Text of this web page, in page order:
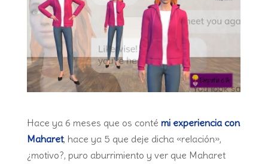
Hace ya 6 meses que os conté mi experiencia con
Maharet, hace ya 5 que deje dicha «relación»,
¿motivo?, puro aburrimiento y ver que Maharet